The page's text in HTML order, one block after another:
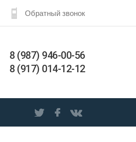
Обратный звонок
8 (987) 946-00-56
8 (917) 014-12-12